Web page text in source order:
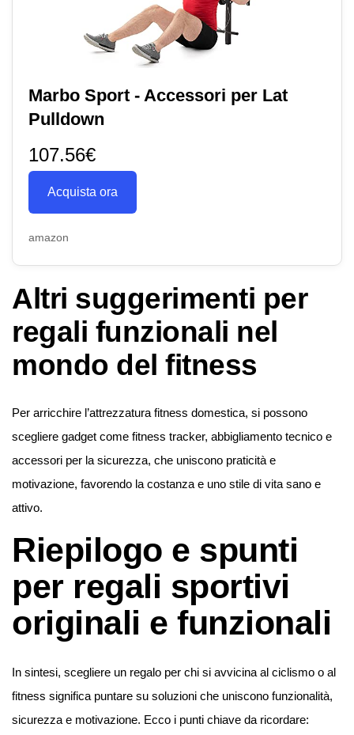
Marbo Sport - Accessori per Lat
Pulldown
107.56€
Acquista ora
amazon
Altri suggerimenti per
regali funzionali nel
mondo del fitness
Per arricchire l’attrezzatura fitness domestica, si possono
scegliere gadget come fitness tracker, abbigliamento tecnico e
accessori per la sicurezza, che uniscono praticità e
motivazione, favorendo la costanza e uno stile di vita sano e
attivo.
Riepilogo e spunti
per regali sportivi
originali e funzionali
In sintesi, scegliere un regalo per chi si avvicina al ciclismo o al
fitness significa puntare su soluzioni che uniscono funzionalità,
sicurezza e motivazione. Ecco i punti chiave da ricordare: